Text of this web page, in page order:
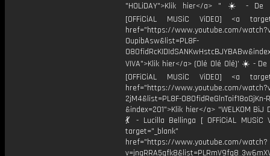
"HOLiDAY">Klik hier</a> " ☀️ - De
[OFFiCiAL MUSiC ViDEO] <a
href="https://www.youtube.com/
OupibAsw&list=PL8F-
VIVA">Klik hier</a> (Olé Olé Olé)’ ☀️ - De
[OFFiCiAL MUSiC ViDEO] <a
href="https://www.youtube.com/
2jM4&list=PL8F-O8OfidReGlnToif18oGjKn-
&index=201">Klik hier</a> “WELKOM BiJ
💃 - Lucilla Bellinga [ OFFiCiAL MUSiC
target="_blank"
href="https://www.youtube.com/watch?